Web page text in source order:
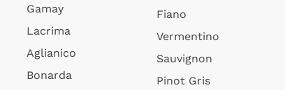
Gamay
Lacrima
Aglianico
Bonarda
Fiano
Vermentino
Sauvignon
Pinot Gris